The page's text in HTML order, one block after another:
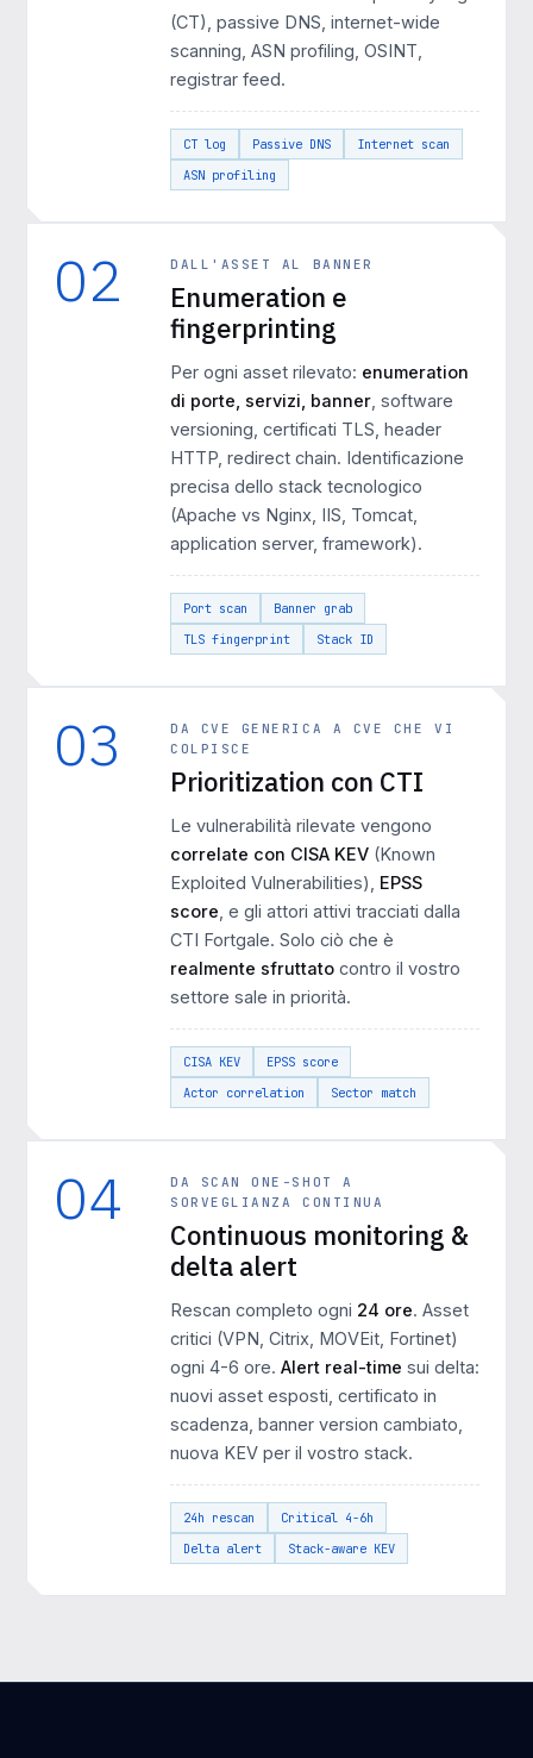
(CT), passive DNS, internet-wide
scanning, ASN profiling, OSINT,
registrar feed.
CT log Passive DNS
Internet scan
ASN profiling
02 DALL'ASSET AL BANNER
Enumeration e
fingerprinting
Per ogni asset rilevato: enumeration
di porte, servizi, banner , software
versioning, certificati TLS, header
HTTP, redirect chain. Identificazione
precisa dello stack tecnologico
(Apache vs Nginx, IIS, Tomcat,
application server, framework).
Port scan
Banner grab
TLS fingerprint
Stack ID
03
DA CVE GENERICA A CVE CHE VI
COLPISCE
Prioritization con CTI
Le vulnerabilità rilevate vengono
correlate con CISA KEV (Known
Exploited Vulnerabilities), EPSS
score , e gli attori attivi tracciati dalla
CTI Fortgale. Solo ciò che è
realmente sfruttato contro il vostro
settore sale in priorità.
CISA KEV
EPSS score
Actor correlation
Sector match
04
DA SCAN ONE-SHOT A
SORVEGLIANZA CONTINUA
Continuous monitoring &
delta alert
Rescan completo ogni 24 ore. Asset
critici (VPN, Citrix, MOVEit, Fortinet)
ogni 4-6 ore. Alert real-time sui delta:
nuovi asset esposti, certificato in
scadenza, banner version cambiato,
nuova KEV per il vostro stack.
24h rescan
Critical 4-6h
Delta alert
Stack-aware KEV